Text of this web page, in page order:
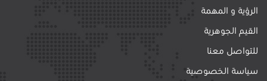
الرؤية و المهمة
القيم الجوهرية
للتواصل معنا
سياسة الخصوصية